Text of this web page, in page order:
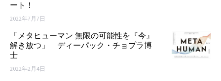
ート！
2022年7月7日
「メタヒューマン 無限の可能性を『今』
解き放つ」 ディーパック・チョプラ博
士
2022年2月4日